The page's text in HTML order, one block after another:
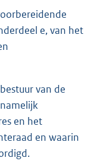
e, van het
van de
en het
en waarin